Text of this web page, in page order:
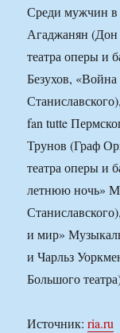
Среди мужчин
Агаджанян (Дон
театра оперы и
Безухов,
fan tutte
Трунов (Граф
театра оперы и
летнюю ночь»
и мир»
и Чарльз
Большого
Источник:ria.ru